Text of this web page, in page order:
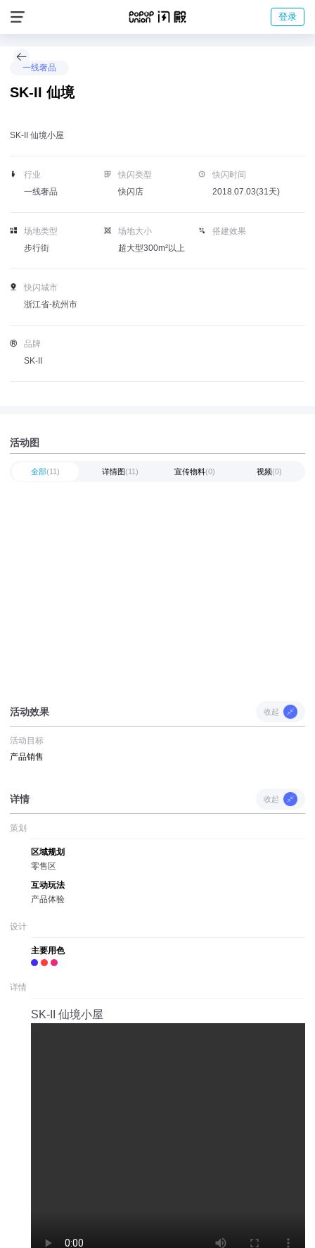
登录
一线奢品
SK-II 仙境
SK-II 仙境小屋
行业
一线奢品
快闪类型
快闪店
快闪时间
2018.07.03(31天)
场地类型
步行街
场地大小
超大型300m²以上
搭建效果
快闪城市
浙江省-杭州市
品牌
SK-II
活动图
全部(11) 详情图(11) 宣传物料(0) 视频(0)
活动效果 收起
活动目标
产品销售
详情 收起
策划
区域规划
零售区
互动玩法
产品体验
设计
主要用色
详情
SK-II 仙境小屋